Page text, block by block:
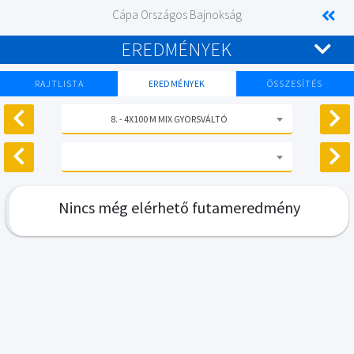
Cápa Országos Bajnokság
EREDMÉNYEK
RAJTLISTA EREDMÉNYEK ÖSSZESÍTÉS
8. - 4X100 M MIX GYORSVÁLTÓ
Nincs még elérhető futameredmény